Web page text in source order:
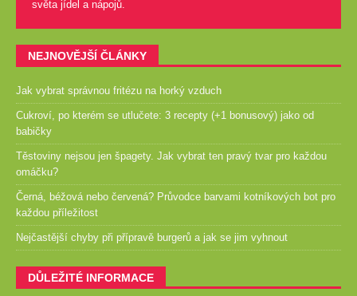
světa jídel a nápojů.
NEJNOVĚJŠÍ ČLÁNKY
Jak vybrat správnou fritézu na horký vzduch
Cukroví, po kterém se utlučete: 3 recepty (+1 bonusový) jako od
babičky
Těstoviny nejsou jen špagety. Jak vybrat ten pravý tvar pro každou
omáčku?
Černá, béžová nebo červená? Průvodce barvami kotníkových bot pro
každou příležitost
Nejčastější chyby při přípravě burgerů a jak se jim vyhnout
DŮLEŽITÉ INFORMACE